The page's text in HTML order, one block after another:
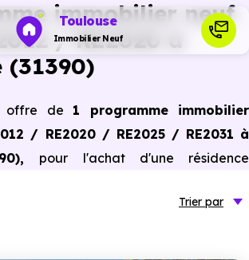
Toulouse
Immobilier Neuf
immobilier neuf
/ RE2020 à
(31390)
offre de 1 programme immobilier
/ RE2020 / RE2025 / RE2031 à
, pour l'achat d'une résidence
performances énergétiques, pour un
Trier par